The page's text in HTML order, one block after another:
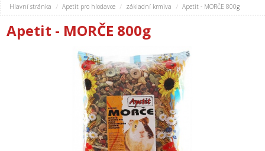
Hlavní stránka Apetit pro hlodavce základní krmiva Apetit - MORČE 800g
Apetit - MORČE 800g